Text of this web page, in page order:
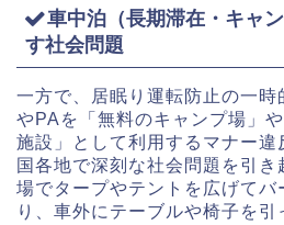
車中泊（長期滞在・キャ
す社会問題
一方で、居眠り運転防止の一
やPAを「無料のキャンプ場」
施設」として利用するマナー違
国各地で深刻な社会問題を引
場でタープやテントを広げてバ
り、車外にテーブルや椅子を引